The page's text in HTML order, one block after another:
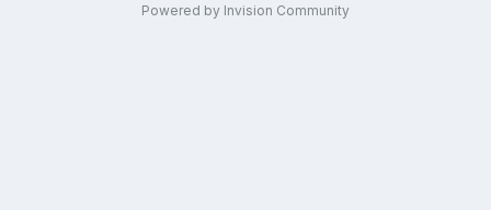
Powered by Invision Community